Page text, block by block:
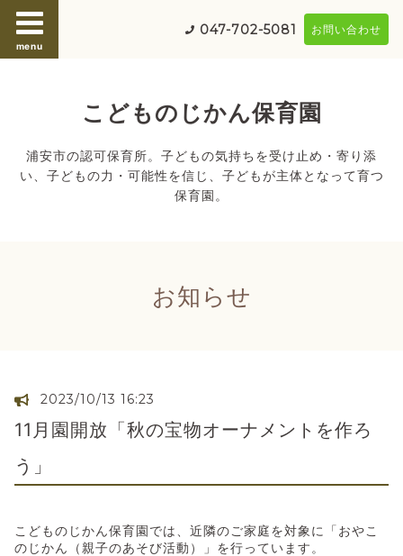
menu
047-702-5081 お問い合わせ
こどものじかん保育園
浦安市の認可保育所。子どもの気持ちを受け止め・寄り添
い、子どもの力・可能性を信じ、子どもが主体となって育つ
保育園。
お知らせ
2023/10/13 16:23
11月園開放「秋の宝物オーナメントを作ろ
う」
こどものじかん保育園では、近隣のご家庭を対象に「おやこ
のじかん（親子のあそび活動）」を行っています。